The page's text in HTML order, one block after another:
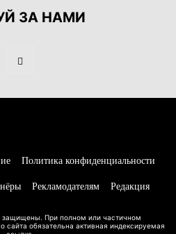
ЗА НАМИ
Политика конфиденциальности
Рекламодателям Редакция
защищены. При полном или частичном
сайта обязательна активная индексируемая